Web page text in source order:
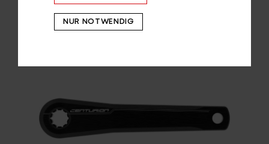
AUF DIE WUNSCHLISTE
NUR NOTWENDIG